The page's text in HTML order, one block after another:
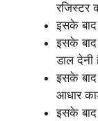
रजिस्टर
इसके
इसके
डाल देनी
इसके
आधार
इसके